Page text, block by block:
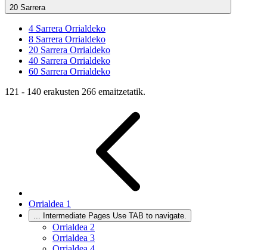
20 Sarrera
4 Sarrera Orrialdeko
8 Sarrera Orrialdeko
20 Sarrera Orrialdeko
40 Sarrera Orrialdeko
60 Sarrera Orrialdeko
121 - 140 erakusten 266 emaitzetatik.
Orrialdea 1
... Intermediate Pages Use TAB to navigate.
Orrialdea 2
Orrialdea 3